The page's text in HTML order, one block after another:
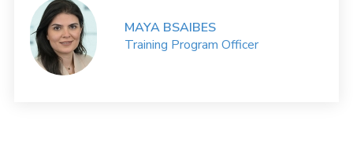
MAYA BSAIBES
Training Program Officer